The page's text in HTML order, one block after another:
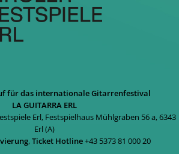
für das internationale Gitarrenfestival
LA GUITARRA ERL
Erl, Festspielhaus Mühlgraben 56 a, 6343
Erl (A)
,Ticket Hotline+43 5373 81 000 20